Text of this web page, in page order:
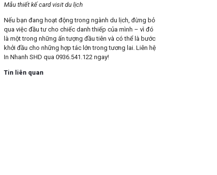
Mẫu thiết kế card visit du lịch
Nếu bạn đang hoạt động trong ngành du lịch, đừng bỏ
qua việc đầu tư cho chiếc danh thiếp của mình – vì đó
là một trong những ấn tượng đầu tiên và có thể là bước
khởi đầu cho những hợp tác lớn trong tương lai. Liên hệ
In Nhanh SHD qua 0936.541.122 ngay!
Tin liên quan